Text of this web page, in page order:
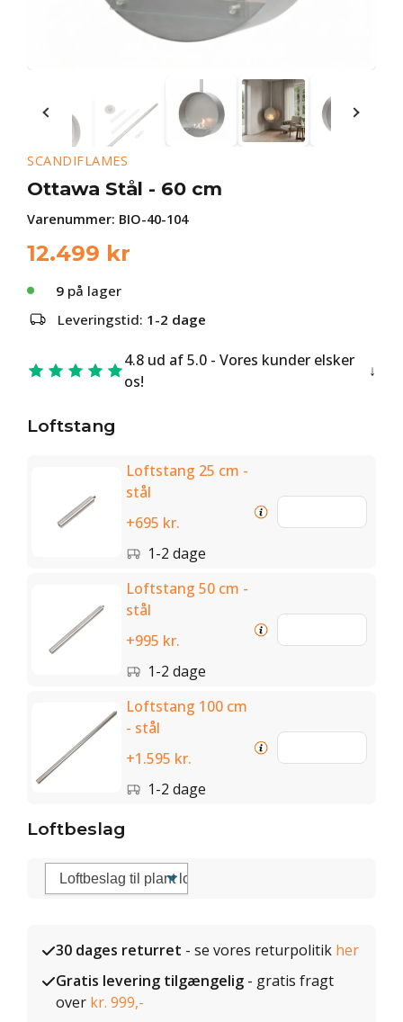
SCANDIFLAMES
Ottawa Stål - 60 cm
Varenummer: BIO-40-104
12.499 kr
9 på lager
Leveringstid: 1-2 dage
4.8 ud af 5.0 - Vores kunder elsker
os!
Loftstang
Loftstang 25 cm -
stål
+695 kr.
1-2 dage
Loftstang 50 cm -
stål
+995 kr.
1-2 dage
Loftstang 100 cm
- stål
+1.595 kr.
1-2 dage
Loftbeslag
30 dages returret - se vores returpolitik her
Gratis levering tilgængelig - gratis fragt
over kr. 999,-